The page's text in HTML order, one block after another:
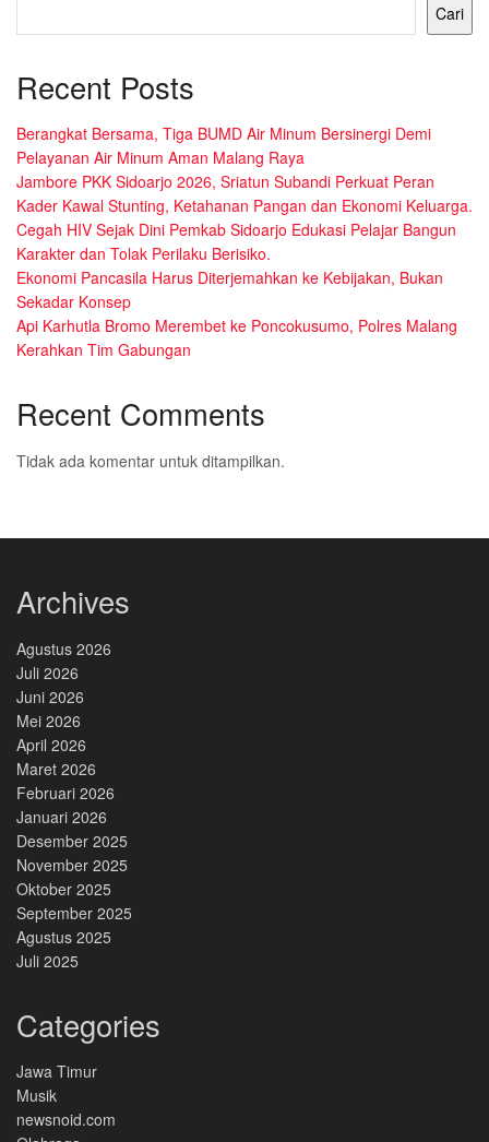
Cari
Recent Posts
Berangkat Bersama, Tiga BUMD Air Minum Bersinergi Demi
Pelayanan Air Minum Aman Malang Raya
Jambore PKK Sidoarjo 2026, Sriatun Subandi Perkuat Peran
Kader Kawal Stunting, Ketahanan Pangan dan Ekonomi Keluarga.
Cegah HIV Sejak Dini Pemkab Sidoarjo Edukasi Pelajar Bangun
Karakter dan Tolak Perilaku Berisiko.
Ekonomi Pancasila Harus Diterjemahkan ke Kebijakan, Bukan
Sekadar Konsep
Api Karhutla Bromo Merembet ke Poncokusumo, Polres Malang
Kerahkan Tim Gabungan
Recent Comments
Tidak ada komentar untuk ditampilkan.
Archives
Agustus 2026
Juli 2026
Juni 2026
Mei 2026
April 2026
Maret 2026
Februari 2026
Januari 2026
Desember 2025
November 2025
Oktober 2025
September 2025
Agustus 2025
Juli 2025
Categories
Jawa Timur
Musik
newsnoid.com